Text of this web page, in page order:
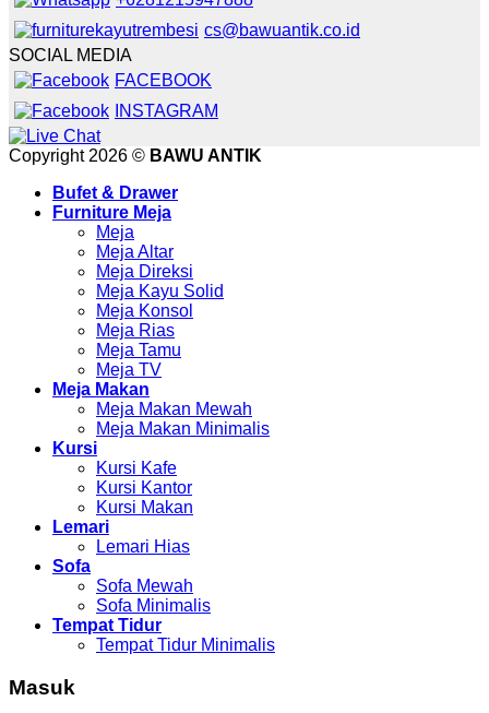
cs@bawuantik.co.id
SOCIAL MEDIA
FACEBOOK
INSTAGRAM
Copyright 2026 © BAWU ANTIK
Bufet & Drawer
Furniture Meja
Meja
Meja Altar
Meja Direksi
Meja Kayu Solid
Meja Konsol
Meja Rias
Meja Tamu
Meja TV
Meja Makan
Meja Makan Mewah
Meja Makan Minimalis
Kursi
Kursi Kafe
Kursi Kantor
Kursi Makan
Lemari
Lemari Hias
Sofa
Sofa Mewah
Sofa Minimalis
Tempat Tidur
Tempat Tidur Minimalis
Masuk